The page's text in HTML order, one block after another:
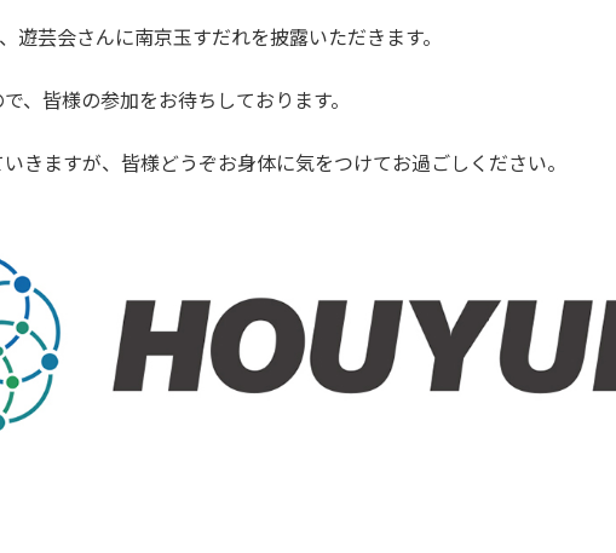
遊芸会さんに南京玉すだれを披露いただきます。
、皆様の参加をお待ちしております。
きますが、皆様どうぞお身体に気をつけてお過ごしください。